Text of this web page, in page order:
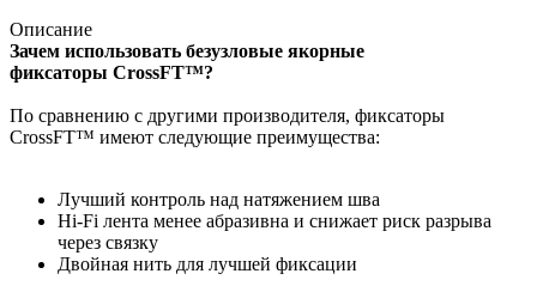
Описание
Зачем использовать безузловые якорные
фиксаторы CrossFT™?
По сравнению с другими производителя, фиксаторы
CrossFT™ имеют следующие преимущества:
Лучший контроль над натяжением шва
Hi-Fi лента менее абразивна и снижает риск разрыва
через связку
Двойная нить для лучшей фиксации